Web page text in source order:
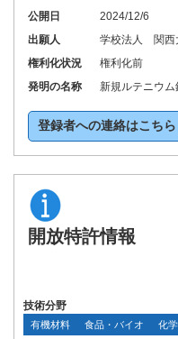
公開日
2024/12/6
出願人
学校法人 関西
権利化状況
権利化前
発明の名称
新規ルテニウ
登録者への連絡はこちら
開放特許情報
技術分野
有機材料 食品・バイオ 化